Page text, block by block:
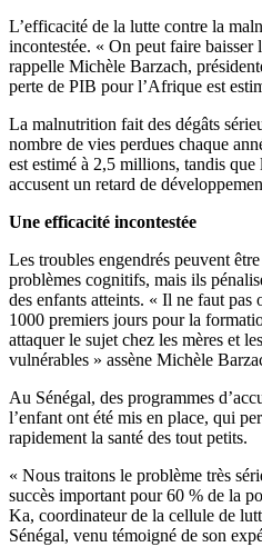
L’efficacité de la lutte contre la
incontestée. « On peut faire
rappelle Michèle Barzach,
perte de PIB pour l’Afrique est
La malnutrition fait des dégâts
nombre de vies perdues chaque
est estimé à 2,5 millions, tandis que
accusent un retard de
Une efficacité incontestée
Les troubles engendrés peuvent
problèmes cognitifs, mais ils
des enfants atteints. « Il ne faut pas
1000 premiers jours pour la
attaquer le sujet chez les mères et
vulnérables » assène Michèle
Au Sénégal, des programmes
l’enfant ont été mis en place, qui
rapidement la santé des tout petits.
« Nous traitons le problème très
succès important pour 60 % de la
Ka, coordinateur de la cellule de
Sénégal, venu témoigné de son